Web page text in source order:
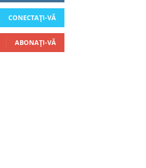
CONECTAȚI-VĂ
ABONAȚI-VĂ